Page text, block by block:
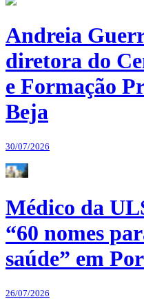
Andreia
diretora do
e Formação
Beja
30/07/2026
Médico da
“60 nomes
saúde” em
26/07/2026